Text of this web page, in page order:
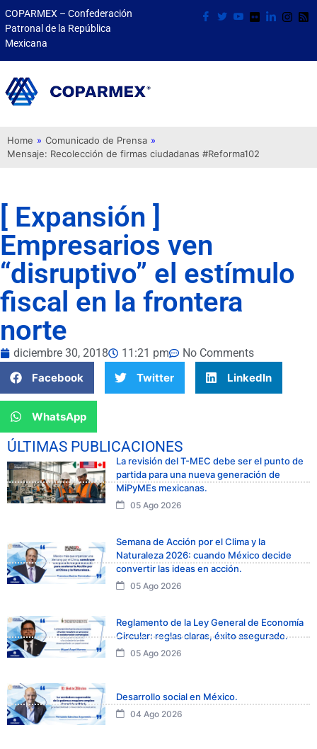
COPARMEX – Confederación
Patronal de la República
Mexicana
Home » Comunicado de Prensa »
Mensaje: Recolección de firmas ciudadanas #Reforma102
[ Expansión ]
Empresarios ven
“disruptivo” el estímulo
fiscal en la frontera
norte
diciembre 30, 2018 11:21 pm
No Comments
Facebook
Twitter LinkedIn
WhatsApp
ÚLTIMAS PUBLICACIONES
La revisión del T-MEC debe ser el punto de
partida para una nueva generación de
MiPyMEs mexicanas.
05 Ago 2026
Semana de Acción por el Clima y la
Naturaleza 2026: cuando México decide
convertir las ideas en acción.
05 Ago 2026
Reglamento de la Ley General de Economía
Circular: reglas claras, éxito asegurado.
05 Ago 2026
Desarrollo social en México.
04 Ago 2026